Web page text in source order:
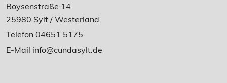
Boysenstraße 14
25980 Sylt / Westerland
Telefon 04651 5175
E-Mail info@cundasylt.de